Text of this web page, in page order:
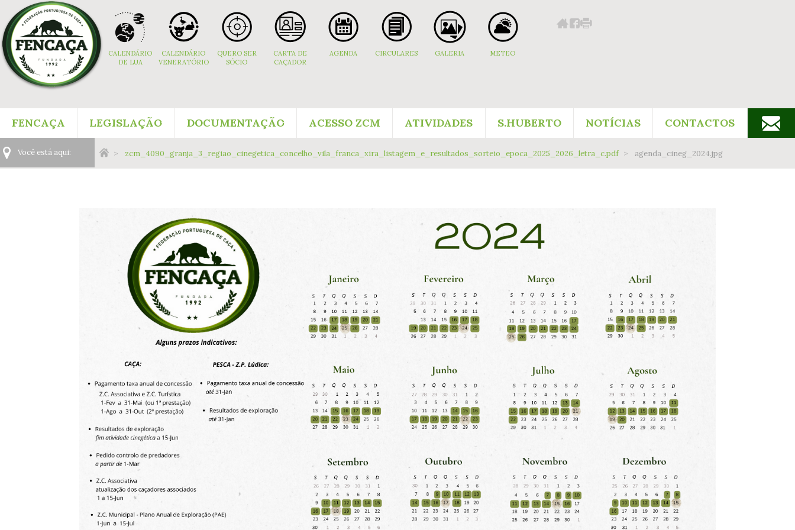
Navigation
Content
Footer
aux
Navigation
Menu:
CALENDÁRIO
DE LUA
CALENDÁRIO
VENERATÓRIO
QUERO SER
SÓCIO
CARTA DE
CAÇADOR
AGENDA CIRCULARES GALERIA METEO
Main
Navigation
FENCAÇA LEGISLAÇÃO DOCUMENTAÇÃO ACESSO ZCM ATIVIDADES S.HUBERTO NOTÍCIAS CONTACTOS
Você
Você está aqui: zcm_4090_granja_3_regiao_cinegetica_concelho_vila_franca_xira_listagem_e_resultados_sorteio_epoca_2025_2026_letra_c.pdf agenda_cineg_2024.jpg